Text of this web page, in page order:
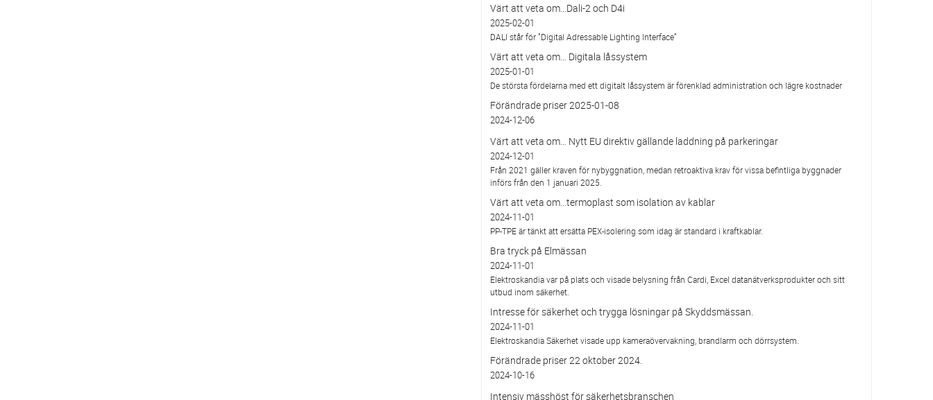
Värt att veta om…Dali-2 och D4i
2025-02-01
DALI står för ”Digital Adressable Lighting Interface”
Värt att veta om… Digitala låssystem
2025-01-01
De största fördelarna med ett digitalt låssystem är förenklad administration och lägre kostnader
Förändrade priser 2025-01-08
2024-12-06
Värt att veta om… Nytt EU direktiv gällande laddning på parkeringar
2024-12-01
Från 2021 gäller kraven för nybyggnation, medan retroaktiva krav för vissa befintliga byggnader
införs från den 1 januari 2025.
Värt att veta om…termoplast som isolation av kablar
2024-11-01
PP-TPE är tänkt att ersätta PEX-isolering som idag är standard i kraftkablar.
Bra tryck på Elmässan
2024-11-01
Elektroskandia var på plats och visade belysning från Cardi, Excel datanätverksprodukter och sitt
utbud inom säkerhet.
Intresse för säkerhet och trygga lösningar på Skyddsmässan.
2024-11-01
Elektroskandia Säkerhet visade upp kameraövervakning, brandlarm och dörrsystem.
Förändrade priser 22 oktober 2024.
2024-10-16
Intensiv mässhöst för säkerhetsbranschen